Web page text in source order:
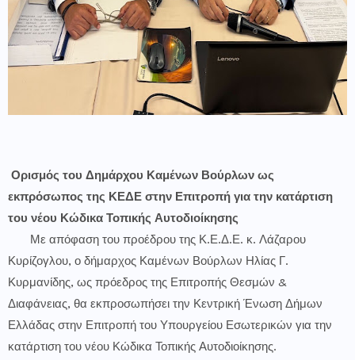
Ορισμός του Δημάρχου Καμένων Βούρλων ως
εκπρόσωπος της ΚΕΔΕ στην Επιτροπή για την κατάρτιση
του νέου Κώδικα Τοπικής Αυτοδιοίκησης
Με απόφαση του προέδρου της Κ.Ε.Δ.Ε. κ. Λάζαρου
Κυρίζογλου, ο δήμαρχος Καμένων Βούρλων Ηλίας Γ.
Κυρμανίδης, ως πρόεδρος της Επιτροπής Θεσμών &
Διαφάνειας, θα εκπροσωπήσει την Κεντρική Ένωση Δήμων
Ελλάδας στην Επιτροπή του Υπουργείου Εσωτερικών για την
κατάρτιση του νέου Κώδικα Τοπικής Αυτοδιοίκησης.